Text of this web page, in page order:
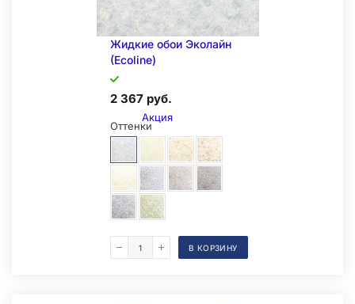
Акция
Жидкие обои Эколайн
(Ecoline)
2 367 руб.
Оттенки
В КОРЗИНУ